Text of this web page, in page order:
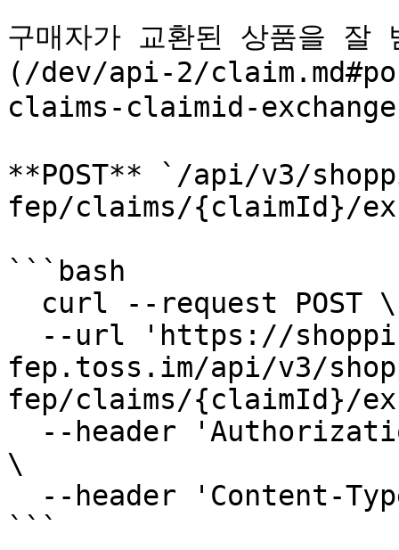
구매자가 교환된 상품을
(/dev/api-2/
claims-claimid-
**POST** `/api/v3/
fep/claims/{claimId}/
```bash
fep.toss.im/api/v3/
fep/claims/{claimId}/
\
```